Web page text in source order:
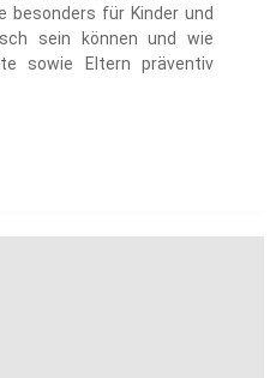
besonders für Kinder und
sein können und wie
sowie Eltern präventiv